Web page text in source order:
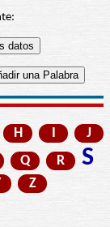
H I
J
Q R S
Z